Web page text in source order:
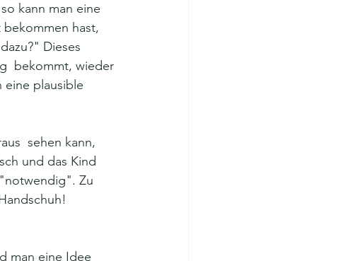
kann man eine
hast,
Dieses
bekommt, wieder
eine plausible
sehen kann,
und das Kind
Zu